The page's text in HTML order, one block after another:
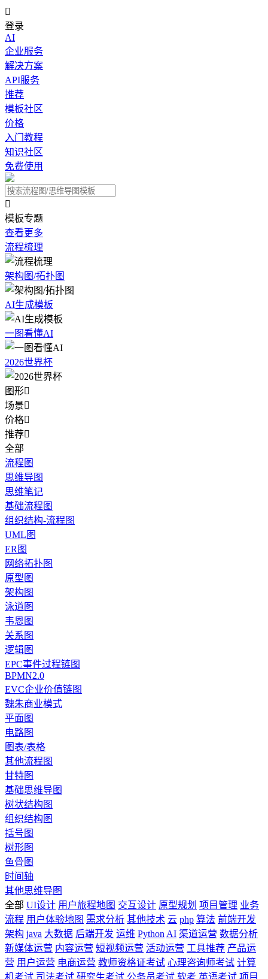

登录
AI
企业服务
解决方案
API服务
推荐
模板社区
价格
入门教程
知识社区
免费使用

模板专题
查看更多
流程梳理
架构图/拓扑图
AI生成模板
一图看懂AI
2026世界杯
图形
场景
价格
推荐
全部
流程图
思维导图
思维笔记
基础流程图
组织结构-流程图
UML图
ER图
网络拓扑图
原型图
架构图
泳道图
韦恩图
关系图
逻辑图
EPC事件过程链图
BPMN2.0
EVC企业价值链图
魏朱商业模式
平面图
电路图
图表/表格
其他流程图
甘特图
基础思维导图
树状结构图
组织结构图
括号图
树形图
鱼骨图
时间轴
其他思维导图
全部 UI设计 用户旅程地图 交互设计 原型规划 项目管理 业务
流程 用户体验地图 需求分析 其他技术 云 php 算法 前端开发
架构 java 大数据 后端开发 运维 Python AI 渠道运营 数据分析
新媒体运营 内容运营 短视频运营 活动运营 工具推荐 产品运
营 用户运营 电商运营 教师资格证考试 心理咨询师考试 计算
机考试 司法考试 研究生考试 公务员考试 软考 英语考试 项目